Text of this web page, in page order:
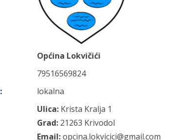
Općina Lokvičići
79516569824
:
lokalna
Ulica: Krista Kralja 1
Grad: 21263 Krivodol
Email:opcina.lokvicici@gmail.com